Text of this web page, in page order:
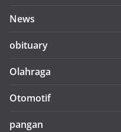
News
obituary
Olahraga
Otomotif
pangan